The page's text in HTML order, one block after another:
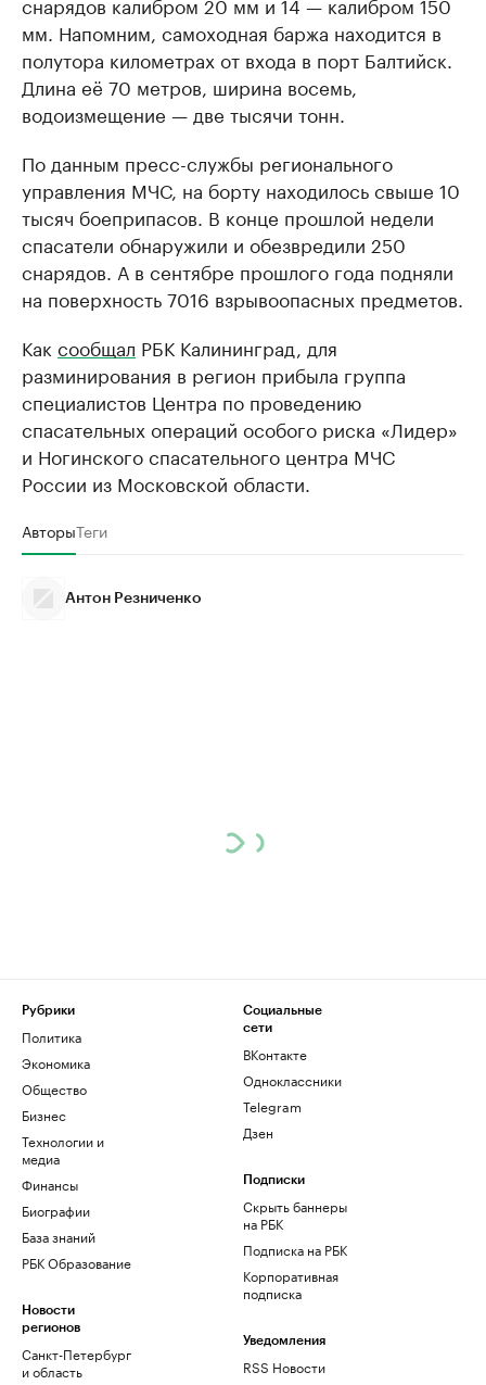
мм. Напомним, самоходная баржа находится в
полутора километрах от входа в порт Балтийск.
Длина её 70 метров, ширина восемь,
водоизмещение — две тысячи тонн.
По данным пресс-службы регионального
управления МЧС, на борту находилось свыше 10
тысяч боеприпасов. В конце прошлой недели
спасатели обнаружили и обезвредили 250
снарядов. А в сентябре прошлого года подняли
на поверхность 7016 взрывоопасных предметов.
Как сообщал РБК Калининград, для
разминирования в регион прибыла группа
специалистов Центра по проведению
спасательных операций особого риска «Лидер»
и Ногинского спасательного центра МЧС
России из Московской области.
АвторыТеги
Антон Резниченко
Рубрики
Политика
Экономика
Общество
Бизнес
Технологии и
медиа
Финансы
Биографии
База знаний
РБК Образование
Новости
регионов
Санкт-Петербург
и область
Социальные
сети
ВКонтакте
Одноклассники
Telegram
Дзен
Подписки
Скрыть баннеры
на РБК
Подписка на РБК
Корпоративная
подписка
Уведомления
RSS Новости